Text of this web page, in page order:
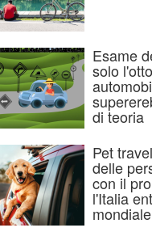
Esame
solo
di teoria
Pet
delle
con il
l'Italia
mondiale